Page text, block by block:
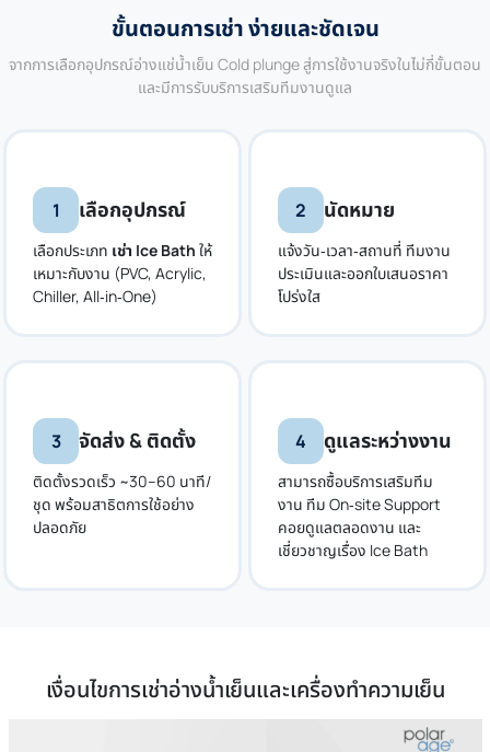
ขั้นตอนการเช่า ง่ายและชัดเจน
จากการเลือกอุปกรณ์อ่างแช่น้ำเย็น Cold plunge สู่การใช้งานจริงในไม่กี่ขั้นตอน
และมีการรับบริการเสริมทีมงานดูแล
1 เลือกอุปกรณ์
เลือกประเภท เช่า Ice Bath ให้
เหมาะกับงาน (PVC, Acrylic,
Chiller, All‑in‑One)
2 นัดหมาย
แจ้งวัน‑เวลา‑สถานที่ ทีมงาน
ประเมินและออกใบเสนอราคา
โปร่งใส
3 จัดส่ง & ติดตั้ง
ติดตั้งรวดเร็ว ~30–60 นาที/
ชุด พร้อมสาธิตการใช้อย่าง
ปลอดภัย
4 ดูแลระหว่างงาน
สามารถซื้อบริการเสริมทีม
งาน ทีม On‑site Support
คอยดูแลตลอดงาน และ
เชี่ยวชาญเรื่อง Ice Bath
เงื่อนไขการเช่าอ่างน้ำเย็นและเครื่องทำความเย็น